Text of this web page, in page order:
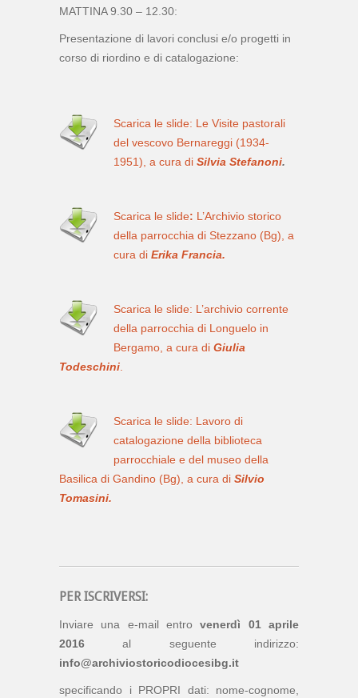
MATTINA 9.30 – 12.30:
Presentazione di lavori conclusi e/o progetti in
corso di riordino e di catalogazione:
Scarica le slide: Le Visite pastorali
del vescovo Bernareggi (1934-
1951), a cura di Silvia Stefanoni.
Scarica le slide: L’Archivio storico
della parrocchia di Stezzano (Bg), a
cura di Erika Francia.
Scarica le slide: L’archivio corrente
della parrocchia di Longuelo in
Bergamo, a cura di Giulia
Todeschini.
Scarica le slide: Lavoro di
catalogazione della biblioteca
parrocchiale e del museo della
Basilica di Gandino (Bg), a cura di Silvio
Tomasini.
PER ISCRIVERSI:
Inviare una e-mail entrovenerdì 01 aprile
2016 al seguente indirizzo:
info@archiviostoricodiocesibg.it
specificando i PROPRI dati: nome-cognome,